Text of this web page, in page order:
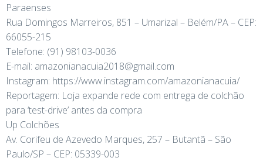
Paraenses
Rua Domingos Marreiros, 851 – Umarizal – Belém/PA – CEP:
66055-215
Telefone: (91) 98103-0036
E-mail: amazonianacuia2018@gmail.com
Instagram: https://www.instagram.com/amazonianacuia/
Reportagem: Loja expande rede com entrega de colchão
para ‘test-drive’ antes da compra
Up Colchões
Av. Corifeu de Azevedo Marques, 257 – Butantã – São
Paulo/SP – CEP: 05339-003